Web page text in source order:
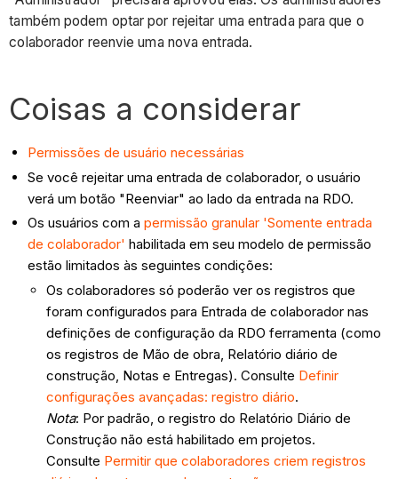
também podem optar por rejeitar uma entrada para que o
colaborador reenvie uma nova entrada.
Coisas a considerar
Permissões de usuário necessárias
Se você rejeitar uma entrada de colaborador, o usuário
verá um botão "Reenviar" ao lado da entrada na RDO.
Os usuários com apermissão granular 'Somente entrada
de colaborador' habilitada em seu modelo de permissão
estão limitados às seguintes condições:
Os colaboradores só poderão ver os registros que
foram configurados para Entrada de colaborador nas
definições de configuração da RDO ferramenta (como
os registros de Mão de obra, Relatório diário de
construção, Notas e Entregas). Consulte Definir
configurações avançadas: registro diário.
Nota: Por padrão, o registro do Relatório Diário de
Construção não está habilitado em projetos.
Consulte Permitir que colaboradores criem registros